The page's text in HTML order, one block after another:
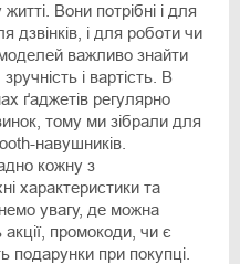
Вони потрібні і для
дзвінків, і для роботи чи
важливо знайти
і вартість. В
ґаджетів регулярно
тому ми зібрали для
навушників.
кожну з
характеристики та
увагу, де можна
промокоди, чи є
подарунки при покупці.